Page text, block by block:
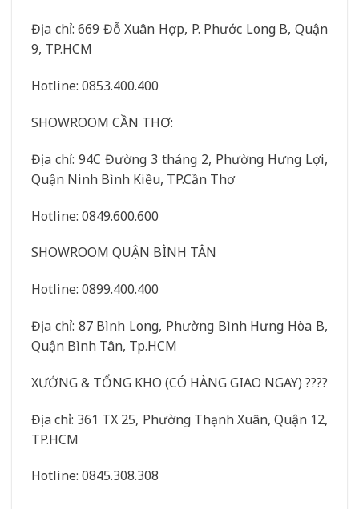
Địa chỉ: 669 Đỗ Xuân Hợp, P. Phước Long B, Quận
9, TP.HCM
Hotline: 0853.400.400
SHOWROOM CẦN THƠ:
Địa chỉ: 94C Đường 3 tháng 2, Phường Hưng Lợi,
Quận Ninh Bình Kiều, TP.Cần Thơ
Hotline: 0849.600.600
SHOWROOM QUẬN BÌNH TÂN
Hotline: 0899.400.400
Địa chỉ: 87 Bình Long, Phường Bình Hưng Hòa B,
Quận Bình Tân, Tp.HCM
XƯỞNG & TỔNG KHO (CÓ HÀNG GIAO NGAY) ????
Địa chỉ: 361 TX 25, Phường Thạnh Xuân, Quận 12,
TP.HCM
Hotline: 0845.308.308